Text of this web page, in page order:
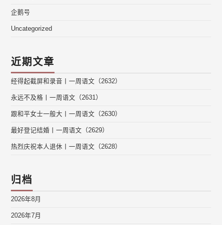
企鹅号
Uncategorized
近期文章
经得起截屏和录音丨一周语文（2632）
永远不及格丨一周语文（2631）
跟和平女士一般大丨一周语文（2630）
最好登记结婚丨一周语文（2629）
热烈庆祝本人退休丨一周语文（2628）
归档
2026年8月
2026年7月